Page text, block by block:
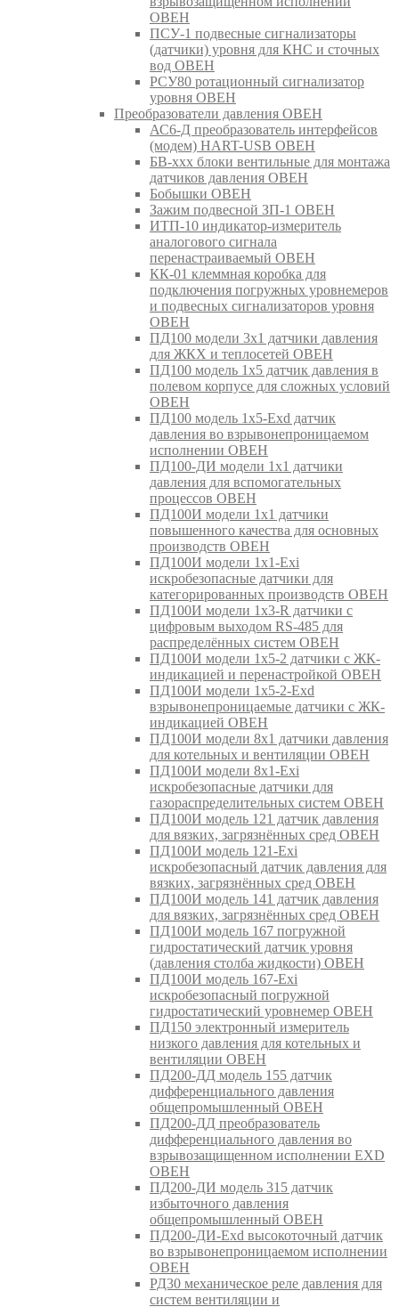
ОВЕН
ПСУ-1 подвесные сигнализаторы
(датчики) уровня для КНС и сточных
вод ОВЕН
РСУ80 ротационный сигнализатор
уровня ОВЕН
Преобразователи давления ОВЕН
АС6-Д преобразователь интерфейсов
(модем) HART-USB ОВЕН
БВ-ххх блоки вентильные для монтажа
датчиков давления ОВЕН
Бобышки ОВЕН
Зажим подвесной ЗП-1 ОВЕН
ИТП-10 индикатор-измеритель
аналогового сигнала
перенастраиваемый ОВЕН
КК-01 клеммная коробка для
подключения погружных уровнемеров
и подвесных сигнализаторов уровня
ОВЕН
ПД100 модели 3х1 датчики давления
для ЖКХ и теплосетей ОВЕН
ПД100 модель 1х5 датчик давления в
полевом корпусе для сложных условий
ОВЕН
ПД100 модель 1х5-Exd датчик
давления во взрывонепроницаемом
исполнении ОВЕН
ПД100-ДИ модели 1х1 датчики
давления для вспомогательных
процессов ОВЕН
ПД100И модели 1х1 датчики
повышенного качества для основных
производств ОВЕН
ПД100И модели 1х1-Exi
искробезопасные датчики для
категорированных производств ОВЕН
ПД100И модели 1х3-R датчики с
цифровым выходом RS-485 для
распределённых систем ОВЕН
ПД100И модели 1х5-2 датчики с ЖК-
индикацией и перенастройкой ОВЕН
ПД100И модели 1х5-2-Exd
взрывонепроницаемые датчики с ЖК-
индикацией ОВЕН
ПД100И модели 8х1 датчики давления
для котельных и вентиляции ОВЕН
ПД100И модели 8х1-Exi
искробезопасные датчики для
газораспределительных систем ОВЕН
ПД100И модель 121 датчик давления
для вязких, загрязнённых сред ОВЕН
ПД100И модель 121-Exi
искробезопасный датчик давления для
вязких, загрязнённых сред ОВЕН
ПД100И модель 141 датчик давления
для вязких, загрязнённых сред ОВЕН
ПД100И модель 167 погружной
гидростатический датчик уровня
(давления столба жидкости) ОВЕН
ПД100И модель 167-Exi
искробезопасный погружной
гидростатический уровнемер ОВЕН
ПД150 электронный измеритель
низкого давления для котельных и
вентиляции ОВЕН
ПД200-ДД модель 155 датчик
дифференциального давления
общепромышленный ОВЕН
ПД200-ДД преобразователь
дифференциального давления во
взрывозащищенном исполнении EXD
ОВЕН
ПД200-ДИ модель 315 датчик
избыточного давления
общепромышленный ОВЕН
ПД200-ДИ-Exd высокоточный датчик
во взрывонепроницаемом исполнении
ОВЕН
РД30 механическое реле давления для
систем вентиляции и